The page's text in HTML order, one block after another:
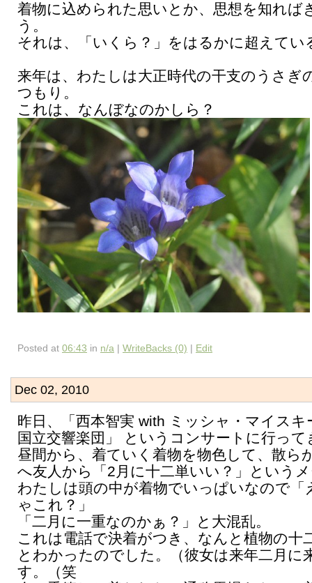
着物に込められた思いとか、思想を知れば
う。
それは、「いくら？」をはるかに超えてい
来年は、わたしは大正時代の干支のうさぎ
つもり。
これは、なんぼなのかしら？
Posted at 06:43 in n/a | WriteBacks (0) | Edit
Dec 02, 2010
昨日、「西本智実 with ミッシャ・マイス
国立交響楽団」 というコンサートに行っ
昼間から、着ていく着物を物色して、散ら
へ友人から「2月に十二単いい？」という
わたしは頭の中が着物でいっぱいなので「
ゃこれ？」
「二月に一重なのかぁ？」と大混乱。
これは電話で決着がつき、なんと植物の十
とわかったのでした。（彼女は来年二月に
す。（笑